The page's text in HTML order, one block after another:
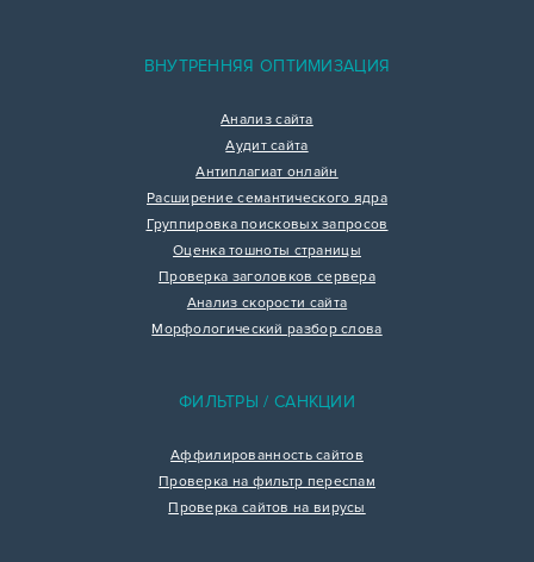
ВНУТРЕННЯЯ ОПТИМИЗАЦИЯ
Анализ сайта
Аудит сайта
Антиплагиат онлайн
Расширение семантического ядра
Группировка поисковых запросов
Оценка тошноты страницы
Проверка заголовков сервера
Анализ скорости сайта
Морфологический разбор слова
ФИЛЬТРЫ / САНКЦИИ
Аффилированность сайтов
Проверка на фильтр переспам
Проверка сайтов на вирусы